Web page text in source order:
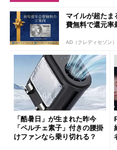
マイルが超たま
費無料で還元率
AD（クレディセゾン）
「酷暑日」が生まれた昨今
「ペルチェ素子」付きの腰掛
けファンなら乗り切れる？